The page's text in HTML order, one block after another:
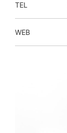
TEL
WEB